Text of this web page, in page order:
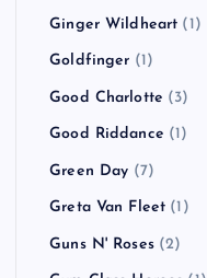
Ginger Wildheart (1)
Goldfinger (1)
Good Charlotte (3)
Good Riddance (1)
Green Day (7)
Greta Van Fleet (1)
Guns N' Roses(2)